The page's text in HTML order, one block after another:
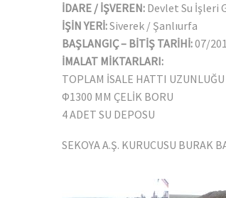
İDARE / İŞVEREN: Devlet Su İşleri
İŞİN YERİ:Siverek / Şanlıurfa
BAŞLANGIÇ – BİTİŞ TARİHİ:07/
İMALAT MİKTARLARI:
TOPLAM İSALE HATTI UZUNLUĞU
Φ1300 MM ÇELİK BORU
4 ADET SU DEPOSU
SEKOYA A.Ş. KURUCUSU BURAK